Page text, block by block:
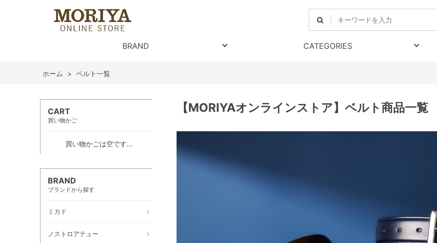
BRAND CATEGORIES
ホーム > ベルト一覧
CART
買い物かご
買い物かごは空です...
BRAND
ブランドから探す
ミカド
ノストロアテュー
【MORIYAオンラインストア】ベルト商品一覧